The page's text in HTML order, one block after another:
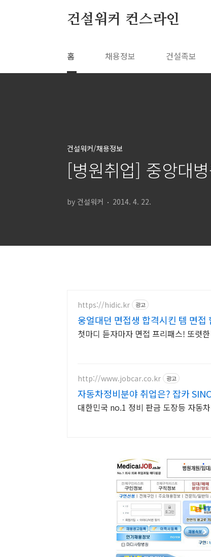
건설워커 컨스라인
홈 채용정보 건설족보
건설워커/채용정보
[병원취업] 중앙대
by 건설워커 2014. 4. 22.
https://hidic.kr 광고
웅얼대던 면접생 합격시킨 템 면접
첫마디 듣자마자 면접 프리패스! 또렷
http://www.jobcar.co.kr 광고
자동차정비분야 취업은? 잡카
대한민국 no.1 정비 판금 도장등 자동